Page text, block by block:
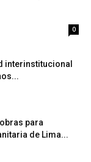
0
interinstitucional
para
de Lima...